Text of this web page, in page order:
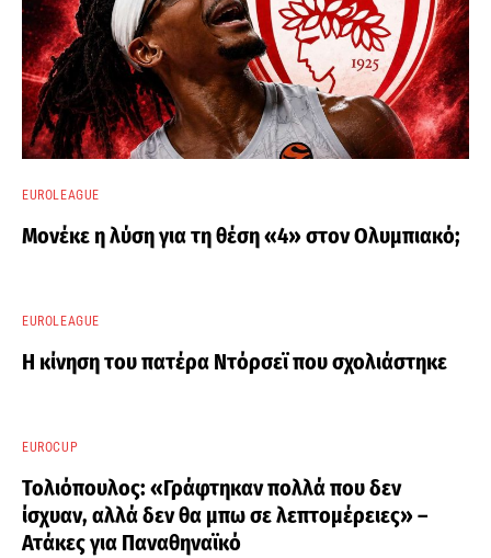
EUROLEAGUE
Μονέκε η λύση για τη θέση «4» στον Ολυμπιακό;
EUROLEAGUE
Η κίνηση του πατέρα Ντόρσεϊ που σχολιάστηκε
EUROCUP
Τολιόπουλος: «Γράφτηκαν πολλά που δεν
ίσχυαν, αλλά δεν θα μπω σε λεπτομέρειες» –
Ατάκες για Παναθηναϊκό